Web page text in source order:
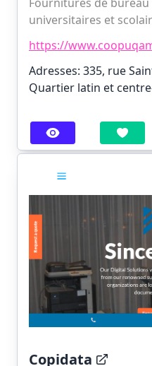
universitaires et
https://
Adresses: 335, rue
Quartier latin et
Copidata